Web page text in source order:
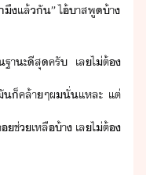
​แล้ั​”​ ​ไ้​าส​พู​้า
าะ​ีสุ​ครั​ ​เล​ไ่ต้​
​็​คล้าๆ​ผ​ั่แหละ​ ​แต่​
ช่เหลื​้า​ ​เล​ไ่ต้​